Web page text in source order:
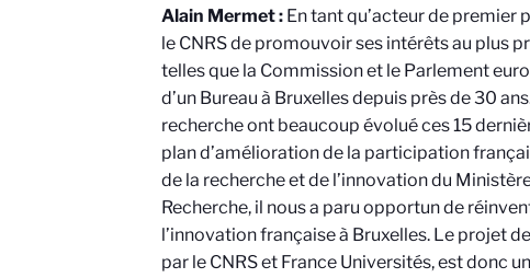
Alain Mermet : En tant qu’acteur de premier
le CNRS de promouvoir ses intérêts au plus
telles que la Commission et le Parlement
d’un Bureau à Bruxelles depuis près de 30
recherche ont beaucoup évolué ces 15
plan d’amélioration de la participation
de la recherche et de l’innovation du
Recherche, il nous a paru opportun de
l’innovation française à Bruxelles. Le projet
par le CNRS et France Universités, est donc